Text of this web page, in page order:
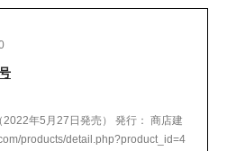
2022年5月27日発売） 発行： 商店建
products/detail.php?product_id=4